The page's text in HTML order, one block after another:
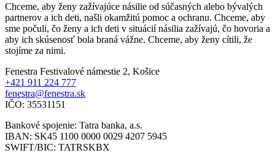
Chceme, aby ženy zažívajúce násilie od súčasných alebo bývalých
partnerov a ich deti, našli okamžitú pomoc a ochranu. Chceme, aby
sme počuli, čo ženy a ich deti v situácií násilia zažívajú, čo hovoria a
aby ich skúsenosť bola braná vážne. Chceme, aby ženy cítili, že
stojíme za nimi.
Fenestra Festivalové námestie 2, Košice
+421 911 224 777
fenestra@fenestra.sk
IČO: 35531151
Bankové spojenie: Tatra banka, a.s.
IBAN: SK45 1100 0000 0029 4207 5945
SWIFT/BIC: TATRSKBX